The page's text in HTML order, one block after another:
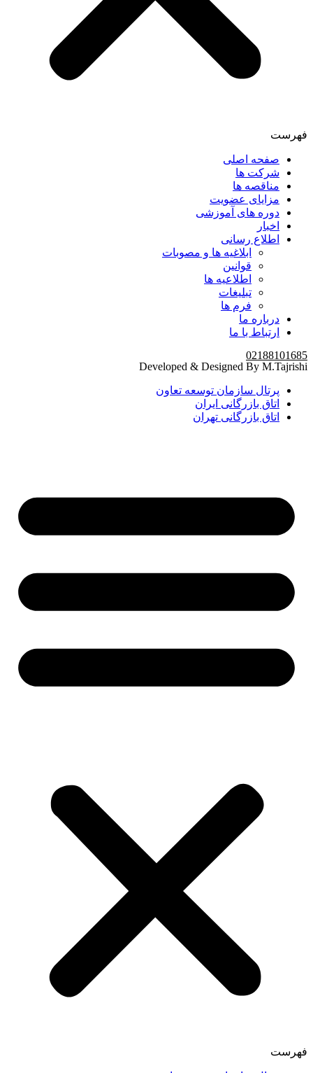
فهرست
صفحه اصلی
شرکت ها
مناقصه ها
مزایای عضویت
دوره های آموزشی
اخبار
اطلاع رسانی
ابلاغیه ها و مصوبات
قوانین
اطلاعیه ها
تبلیغات
فرم ها
درباره ما
ارتباط با ما
02188101685
Developed & Designed By M.Tajrishi
پرتال سازمان توسعه تعاون
اتاق بازرگانی ایران
اتاق بازرگانی تهران
فهرست